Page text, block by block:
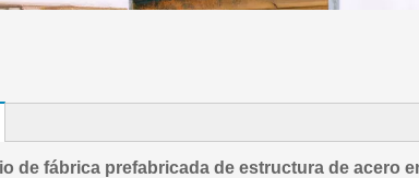
de fábrica prefabricada de estructura de acero